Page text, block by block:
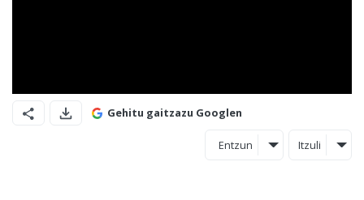
Gehitu gaitzazu Googlen
Entzun Itzuli